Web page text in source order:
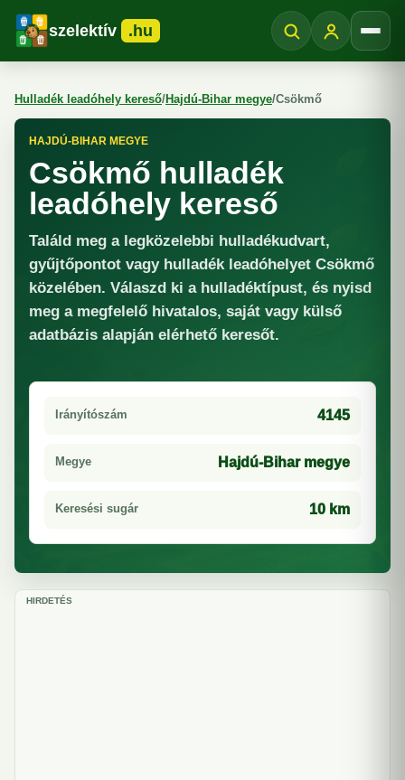
szelektív .hu
Hulladék leadóhely kereső/Hajdú-Bihar megye/Csökmő
HAJDÚ-BIHAR MEGYE
Csökmő hulladék
leadóhely kereső
Találd meg a legközelebbi hulladékudvart,
gyűjtőpontot vagy hulladék leadóhelyet Csökmő
közelében. Válaszd ki a hulladéktípust, és nyisd
meg a megfelelő hivatalos, saját vagy külső
adatbázis alapján elérhető keresőt.
Irányítószám 4145
Megye Hajdú-Bihar megye
Keresési sugár 10 km
HIRDETÉS